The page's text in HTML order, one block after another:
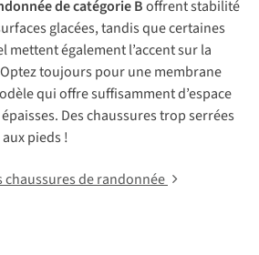
de catégorie Boffrent stabilité
glacées, tandis que certaines
mettent également l’accent sur la
toujours pour une membrane
qui offre suffisamment d’espace
Des chaussures trop serrées
pieds !
chaussures de randonnée